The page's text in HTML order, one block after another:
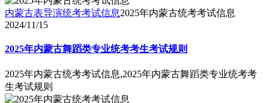
内蒙古表导演统考考试信息2025年内蒙古统考考试信息
2024/11/15
2025年内蒙古舞蹈类专业统考考生考试规则
2025年内蒙古统考考试信息,2025年内蒙古舞蹈类专业统考考
生考试规则